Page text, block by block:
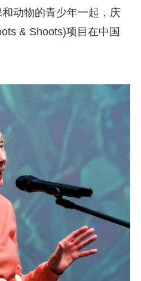
动物的青少年一起，庆
& Shoots)项目在中国